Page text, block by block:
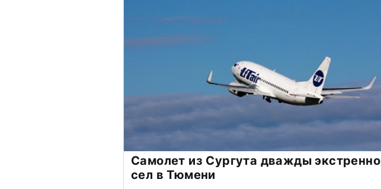
Самолет из Сургута дважды экстренно
сел в Тюмени